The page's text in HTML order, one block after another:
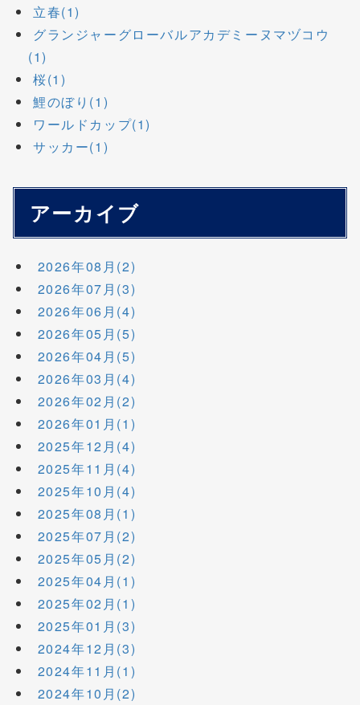
立春(1)
グランジャーグローバルアカデミーヌマヅコウ
(1)
桜(1)
鯉のぼり(1)
ワールドカップ(1)
サッカー(1)
アーカイブ
2026年08月(2)
2026年07月(3)
2026年06月(4)
2026年05月(5)
2026年04月(5)
2026年03月(4)
2026年02月(2)
2026年01月(1)
2025年12月(4)
2025年11月(4)
2025年10月(4)
2025年08月(1)
2025年07月(2)
2025年05月(2)
2025年04月(1)
2025年02月(1)
2025年01月(3)
2024年12月(3)
2024年11月(1)
2024年10月(2)